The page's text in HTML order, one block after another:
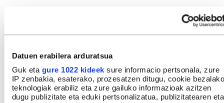
Datuen erabilera arduratsua
Guk eta gure 1022 kideek sure informacio pertsonala, zure
IP zenbakia, esaterako, prozesatzen ditugu, cookie bezalako
teknologiak erabiliz eta zure gailuko informazioak azitzen
dugu publizitate eta eduki pertsonalizatua, publizitatearen eta